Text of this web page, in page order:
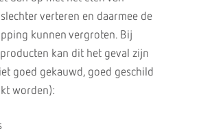
verteren en daarmee de
kunnen vergroten. Bij
kan dit het geval zijn
goed gekauwd, goed geschild
worden):